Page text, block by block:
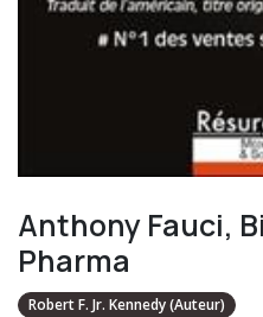
Anthony Fauci,
Pharma
Robert F. Jr. Kennedy (Auteur)